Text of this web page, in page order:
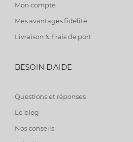
Mon compte
Mes avantages fidélité
Livraison & Frais de port
BESOIN D'AIDE
Questions et réponses
Le blog
Nos conseils